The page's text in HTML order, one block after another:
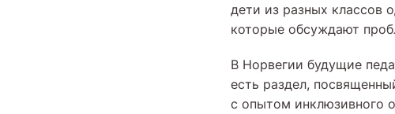
дети из разных классов
которые обсуждают
В Норвегии будущие
есть раздел,
с опытом инклюзивного